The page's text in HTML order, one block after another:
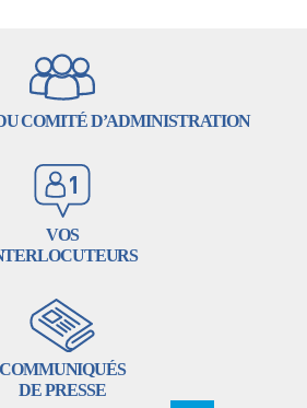
COMITÉ D’ADMINISTRATION
VOS
COMMUNIQUÉS
DE PRESSE